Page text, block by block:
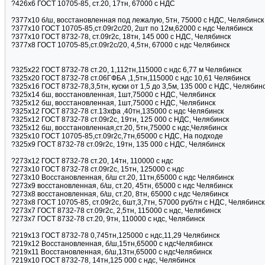
?426х6 ГОСТ 10705-85, ст.20, 17тн, 67000 с НДС
?377х10 б/ш, восстановленная под лежалую, 5тн, 75000 с НДС, Челябинск
?377х10 ГОСТ 10705-85,ст.09г2с/20, 2шт по 12м,62000 с ндс Челябинск
?377х10 ГОСТ 8732-78, ст.09г2с, 18тн, 145 000 с НДС, Челябинск
?377х8 ГОСТ 10705-85,ст.09г2с/20, 4,5тн, 67000 с ндс Челябинск
?325х22 ГОСТ 8732-78 ст.20, 1,112тн,115000 с ндс 6,77 м Челябинск
?325х20 ГОСТ 8732-78 ст.06ГФБА ,1,5тн,115000 с ндс 10,61 Челябинск
?325х16 ГОСТ 8732-78,3,5тн, куски от 1,5 до 3,5м, 135 000 с НДС,
?325х14 бш, восстановленная, 1шт,75000 с НДС, Челябинск
?325х12 бш, восстановленная, 1шт,75000 с НДС, Челябинск
?325х12 ГОСТ 8732-78 ст.13хфа ,40тн,135000 с ндс Челябинск
?325х12 ГОСТ 8732-78 ст.09г2с, 19тн, 125 000 с НДС, Челябинск
?325х12 бш, восстановленная,ст.20, 5тн,75000 с ндс,Челябинск
?325х10 ГОСТ 10705-85,ст.09г2с,7тн,65000 с НДС, На подходе
?325х9 ГОСТ 8732-78 ст.09г2с, 19тн, 135 000 с НДС, Челябинск
?273х12 ГОСТ 8732-78 ст.20, 14тн, 110000 с ндс
?273х10 ГОСТ 8732-78 ст.09г2с, 15тн, 125000 с ндс
?273х10 Восстановленная, б/ш ст.20, 11тн,65000 с ндс Челябинск
?273х9 восстановленная, б/ш, ст.20, 45тн, 65000 с ндс Челябинск
?273х8 восстановленная, б/ш, ст.20, 8тн, 65000 с ндс Челябинск
?273х8 ГОСТ 10705-85, ст.09г2с, 6шт,3,7тн, 57000 руб/тн с НДС, Челябинск
?273х7 ГОСТ 8732-78 ст.09г2с, 2,5тн, 115000 с ндс, Челябинск
?273х7 ГОСТ 8732-78 ст.20, 9тн, 110000 с ндс, Челябинск
?219х13 ГОСТ 8732-78 0,745тн,125000 с ндс,11,29 Челябинск
?219х12 Восстановленная, б/ш,15тн,65000 с ндсЧелябинск
?219х11 Восстановленная, б/ш,13тн,65000 с ндсЧелябинск
?219х10 ГОСТ 8732-78, 14тн,125 000 с ндс, Челябинск